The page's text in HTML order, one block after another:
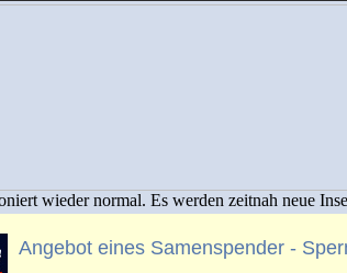
wieder normal. Es werden zeitnah neue
Angebot eines Samenspender -